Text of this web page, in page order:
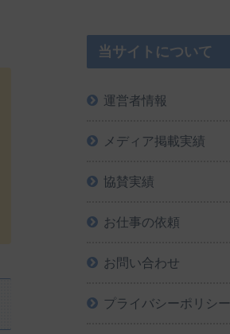
当サイトについて
運営者情報
メディア掲載実績
協賛実績
お仕事の依頼
お問い合わせ
プライバシーポリシー